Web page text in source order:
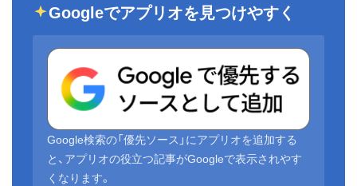
Googleでアプリオを見つけやすく
Google検索の「優先ソース」にアプリオを追加する
と、アプリオの役立つ記事がGoogleで表示されやす
くなります。